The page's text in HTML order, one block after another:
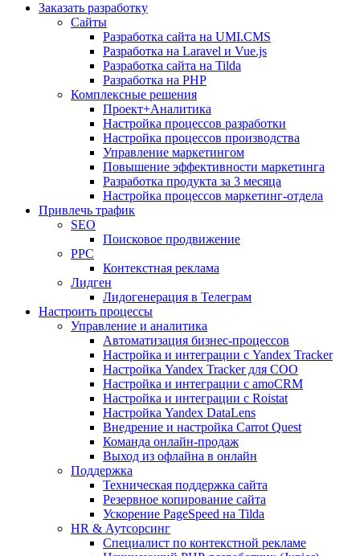
Заказать разработку
Сайты
Разработка сайта на UMI.CMS
Разработка на Laravel и Vue.js
Разработка сайта на Tilda
Разработка на PHP
Комплексные решения
Проект+Аналитика
Настройка процессов разработки
Настройка процессов производства
Управление маркетингом
Повышение эффективности маркетинга
Разработка продукта за 3 месяца
Настройка процессов маркетинг-отдела
Привлечь трафик
SEO
Поисковое продвижение
PPC
Контекстная реклама
Лидген
Лидогенерация в Телеграм
Настроить процессы
Управление и аналитика
Автоматизация бизнес-процессов
Настройка и интеграции с Yandex Tracker
Настройка Yandex Tracker для СОО
Настройка и интеграции с amoCRM
Настройка и интеграции с Roistat
Настройка Yandex DataLens
Внедрение и настройка Carrot Quest
Команда онлайн-продаж
Выход из офлайна в онлайн
Поддержка
Техническая поддержка сайта
Резервное копирование сайта
Ускорение PageSpeed на Tilda
HR & Аутсорсинг
Специалист по контекстной рекламе